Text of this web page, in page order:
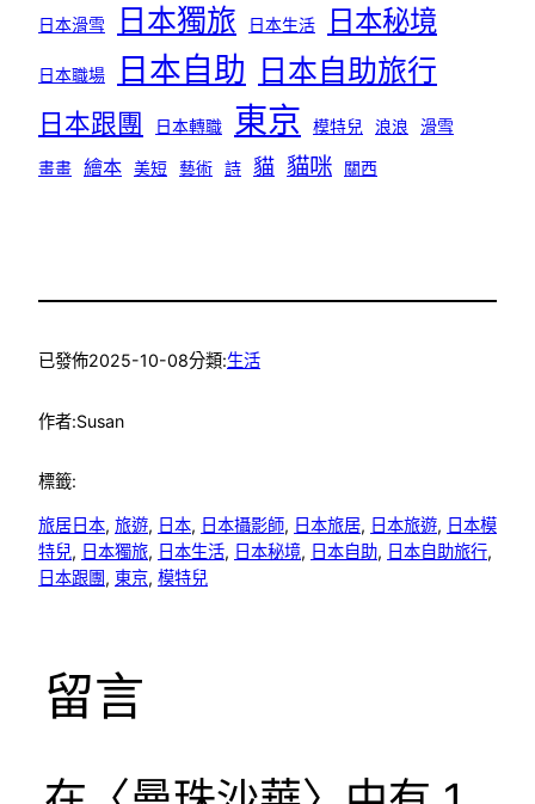
日本滑雪 日本獨旅 日本生活 日本秘境
日本職場 日本自助 日本自助旅行
日本跟團 日本轉職 東京 模特兒 浪浪 滑雪
畫畫 繪本 美短 藝術 詩 貓 貓咪 關西
已發佈2025-10-08分類:生活
作者:Susan
標籤:
旅居日本, 旅遊, 日本, 日本攝影師, 日本旅居, 日本旅遊, 日本模
特兒, 日本獨旅, 日本生活, 日本秘境, 日本自助, 日本自助旅行
日本跟團, 東京, 模特兒
留言